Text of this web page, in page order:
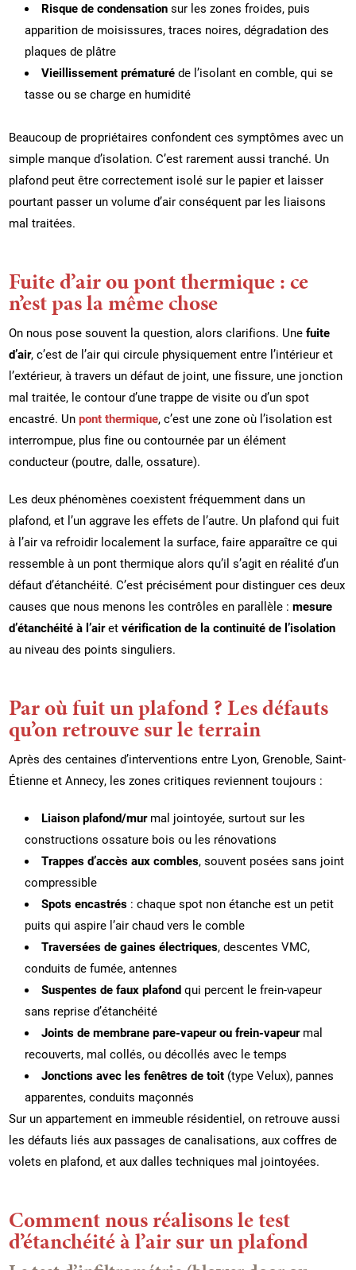
Risque de condensation sur les zones froides, puis
apparition de moisissures, traces noires, dégradation des
plaques de plâtre
Vieillissement prématuré de l’isolant en comble, qui se
tasse ou se charge en humidité
Beaucoup de propriétaires confondent ces symptômes avec un
simple manque d’isolation. C’est rarement aussi tranché. Un
plafond peut être correctement isolé sur le papier et laisser
pourtant passer un volume d’air conséquent par les liaisons
mal traitées.
Fuite d’air ou pont thermique : ce
n’est pas la même chose
On nous pose souvent la question, alors clarifions. Unefuite
d’air, c’est de l’air qui circule physiquement entre l’intérieur et
l’extérieur, à travers un défaut de joint, une fissure, une jonction
mal traitée, le contour d’une trappe de visite ou d’un spot
encastré. Unpont thermique, c’est une zone où l’isolation est
interrompue, plus fine ou contournée par un élément
conducteur (poutre, dalle, ossature).
Les deux phénomènes coexistent fréquemment dans un
plafond, et l’un aggrave les effets de l’autre. Un plafond qui fuit
à l’air va refroidir localement la surface, faire apparaître ce qui
ressemble à un pont thermique alors qu’il s’agit en réalité d’un
défaut d’étanchéité. C’est précisément pour distinguer ces deux
causes que nous menons les contrôles en parallèle :mesure
d’étanchéité à l’airetvérification de la continuité de l’isolation
au niveau des points singuliers.
Par où fuit un plafond ? Les défauts
qu’on retrouve sur le terrain
Après des centaines d’interventions entre Lyon, Grenoble, Saint-
Étienne et Annecy, les zones critiques reviennent toujours :
Liaison plafond/murmal jointoyée, surtout sur les
constructions ossature bois ou les rénovations
Trappes d’accès aux combles, souvent posées sans joint
compressible
Spots encastrés : chaque spot non étanche est un petit
puits qui aspire l’air chaud vers le comble
Traversées de gaines électriques, descentes VMC,
conduits de fumée, antennes
Suspentes de faux plafond qui percent le frein-vapeur
sans reprise d’étanchéité
Joints de membrane pare-vapeur ou frein-vapeurmal
recouverts, mal collés, ou décollés avec le temps
Jonctions avec les fenêtres de toit (type Velux), pannes
apparentes, conduits maçonnés
Sur un appartement en immeuble résidentiel, on retrouve aussi
les défauts liés aux passages de canalisations, aux coffres de
volets en plafond, et aux dalles techniques mal jointoyées.
Comment nous réalisons le test
d’étanchéité à l’air sur un plafond